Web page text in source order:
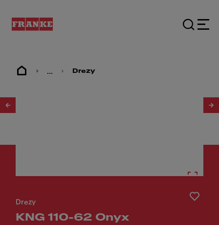
... Drezy
Drezy
KNG 110-62 Onyx